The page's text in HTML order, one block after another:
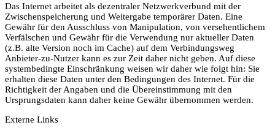
Das Internet arbeitet als dezentraler Netzwerkverbund mit der
Zwischenspeicherung und Weitergabe temporärer Daten. Eine
Gewähr für den Ausschluss von Manipulation, von versehentlichem
Verfälschen und Gewähr für die Verwendung nur aktueller Daten
(z.B. alte Version noch im Cache) auf dem Verbindungsweg
Anbieter-zu-Nutzer kann es zur Zeit daher nicht geben. Auf diese
systembedingte Einschränkung weisen wir daher wie folgt hin: Sie
erhalten diese Daten unter den Bedingungen des Internet. Für die
Richtigkeit der Angaben und die Übereinstimmung mit den
Ursprungsdaten kann daher keine Gewähr übernommen werden.
Externe Links